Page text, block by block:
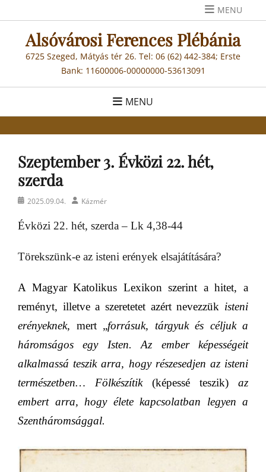
to
content
MENU
Alsóvárosi Ferences Plébánia
6725 Szeged, Mátyás tér 26. Tel: 06 (62) 442-384; Erste
Bank: 11600006-00000000-53613091
MENU
Szeptember 3. Évközi 22. hét,
szerda
Posted2025.09.04. AuthorKázmér
Évközi 22. hét, szerda – Lk 4,38-44
Törekszünk-e az isteni erények elsajátítására?
A Magyar Katolikus Lexikon szerint a hitet, a
reményt, illetve a szeretetet azért nevezzük isteni
erényeknek, mert „forrásuk, tárgyuk és céljuk a
háromságos egy Isten. Az ember képességeit
alkalmassá teszik arra, hogy részesedjen az isteni
természetben… Fölkészítik (képessé teszik) az
embert arra, hogy élete kapcsolatban legyen a
Szentháromsággal.